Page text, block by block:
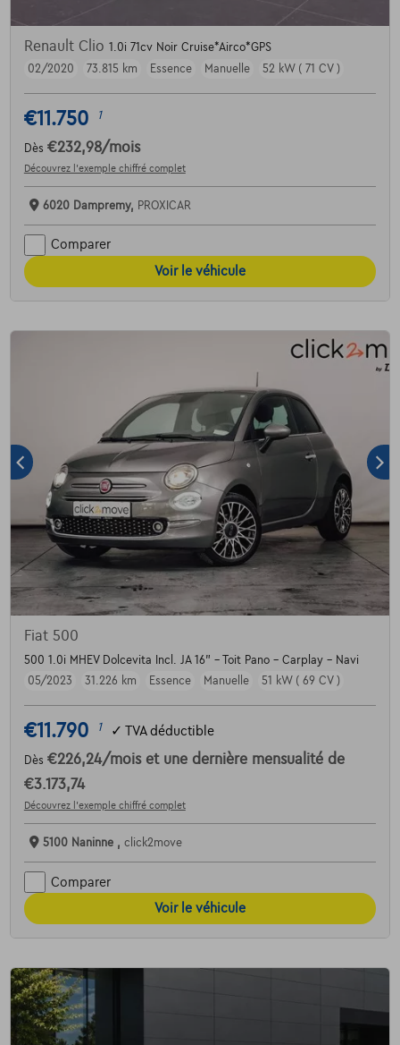
Renault Clio 1.0i 71cv Noir Cruise*Airco*GPS
02/2020
73.815 km Essence Manuelle 52 kW ( 71 CV )
€11.750 1
Dès €232,98/mois
Découvrez l’exemple chiffré complet
6020 Dampremy, PROXICAR
Comparer
Voir le véhicule
Fiat 500
500 1.0i MHEV Dolcevita Incl. JA 16" - Toit Pano - Carplay - Navi
05/2023
31.226 km Essence Manuelle 51 kW ( 69 CV )
€11.790 1 ✓ TVA déductible
Dès €226,24/mois et une dernière mensualité de
€3.173,74
Découvrez l’exemple chiffré complet
5100 Naninne , click2move
Comparer
Voir le véhicule